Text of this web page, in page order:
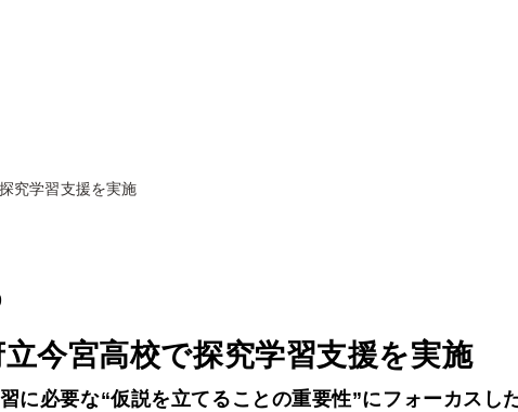
究学習支援を実施
立今宮高校で探究学習支援を実施
に必要な“仮説を立てることの重要性”にフォーカスし